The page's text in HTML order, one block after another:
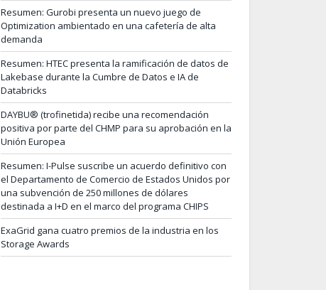
Resumen: Gurobi presenta un nuevo juego de
Optimization ambientado en una cafetería de alta
demanda
Resumen: HTEC presenta la ramificación de datos de
Lakebase durante la Cumbre de Datos e IA de
Databricks
DAYBU® (trofinetida) recibe una recomendación
positiva por parte del CHMP para su aprobación en la
Unión Europea
Resumen: I-Pulse suscribe un acuerdo definitivo con
el Departamento de Comercio de Estados Unidos por
una subvención de 250 millones de dólares
destinada a I+D en el marco del programa CHIPS
ExaGrid gana cuatro premios de la industria en los
Storage Awards